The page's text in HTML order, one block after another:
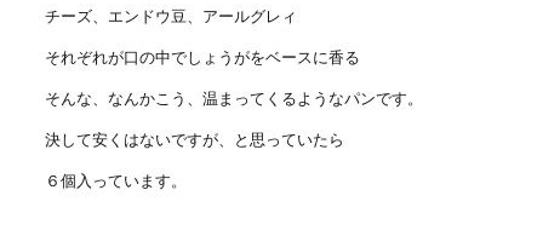
チーズ、エンドウ豆、アールグレィ
それぞれが口の中でしょうがをベースに香る
そんな、なんかこう、温まってくるようなパンです。
決して安くはないですが、と思っていたら
６個入っています。